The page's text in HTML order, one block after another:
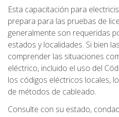
Esta capacitación para
prepara para las pruebas de
generalmente son requeridas
estados y localidades. Si bien
comprender las situaciones
eléctrico, incluido el uso del
los códigos eléctricos locales,
de métodos de cableado.
Consulte con su estado,